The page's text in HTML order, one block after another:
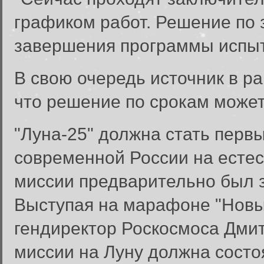
графиком работ. Решение по
завершения программы
В свою очередь источник в
что решение по срокам
"Луна-25" должна стать
современной России на
миссии предварительно был
Выступая на марафоне
гендиректор Роскосмоса
миссии на Луну должна
Вход в систему
Введите имя пользователя и